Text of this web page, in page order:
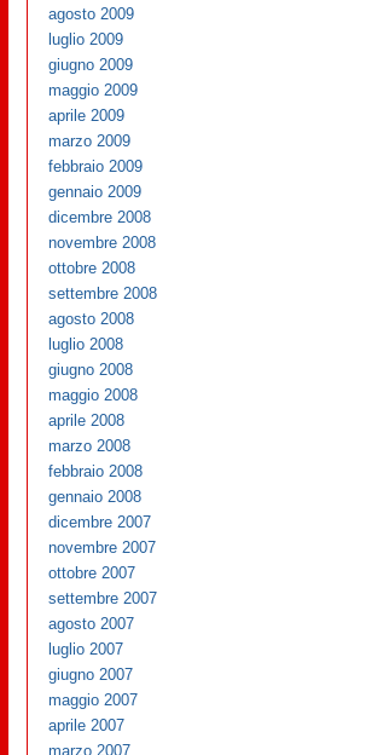
agosto 2009
luglio 2009
giugno 2009
maggio 2009
aprile 2009
marzo 2009
febbraio 2009
gennaio 2009
dicembre 2008
novembre 2008
ottobre 2008
settembre 2008
agosto 2008
luglio 2008
giugno 2008
maggio 2008
aprile 2008
marzo 2008
febbraio 2008
gennaio 2008
dicembre 2007
novembre 2007
ottobre 2007
settembre 2007
agosto 2007
luglio 2007
giugno 2007
maggio 2007
aprile 2007
marzo 2007